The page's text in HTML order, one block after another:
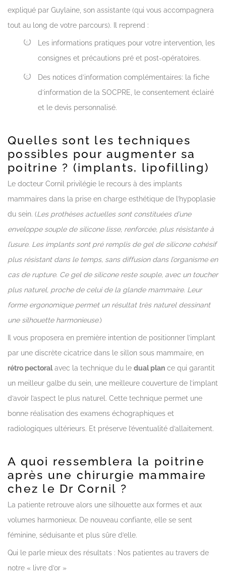
expliqué par Guylaine, son assistante (qui vous accompagnera
tout au long de votre parcours). Il reprend :
Les informations pratiques pour votre intervention, les
consignes et précautions pré et post-opératoires.
Des notices d’information complémentaires: la fiche
d’information de la SOCPRE, le consentement éclairé
et le devis personnalisé.
Quelles sont les techniques
possibles pour augmenter sa
poitrine ? (implants, lipofilling)
Le docteur Cornil privilégie le recours à des implants
mammaires dans la prise en charge esthétique de l’hypoplasie
du sein. (Les prothèses actuelles sont constituées d’une
enveloppe souple de silicone lisse, renforcée, plus résistante à
l’usure. Les implants sont pré remplis de gel de silicone cohésif
plus résistant dans le temps, sans diffusion dans l’organisme en
cas de rupture. Ce gel de silicone reste souple, avec un toucher
plus naturel, proche de celui de la glande mammaire. Leur
forme ergonomique permet un résultat très naturel dessinant
une silhouette harmonieuse.)
Il vous proposera en première intention de positionner l’implant
par une discrète cicatrice dans le sillon sous mammaire, en
rétro pectoralavec la technique du le dual plan ce qui garantit
un meilleur galbe du sein, une meilleure couverture de l’implant
d’avoir l’aspect le plus naturel. Cette technique permet une
bonne réalisation des examens échographiques et
radiologiques ultérieurs. Et préserve l’éventualité d’allaitement.
A quoi ressemblera la poitrine
après une chirurgie mammaire
chez le Dr Cornil ?
La patiente retrouve alors une silhouette aux formes et aux
volumes harmonieux. De nouveau confiante, elle se sent
féminine, séduisante et plus sûre d’elle.
Qui le parle mieux des résultats : Nos patientes au travers de
notre « livre d’or »